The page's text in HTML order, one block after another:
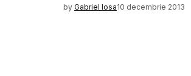
by Gabriel Iosa10 decembrie 2013